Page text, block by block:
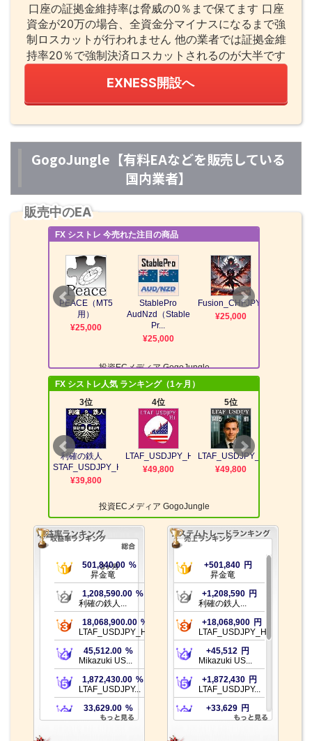
口座の証拠金維持率は脅威の0％まで保てます 口座
資金が20万の場合、全資金分マイナスになるまで強
制ロスカットが行われません 他の業者では証拠金維
持率20％で強制決済ロスカットされるのが大半です
EXNESS開設へ
GogoJungle【有料EAなどを販売している
国内業者】
販売中のEA